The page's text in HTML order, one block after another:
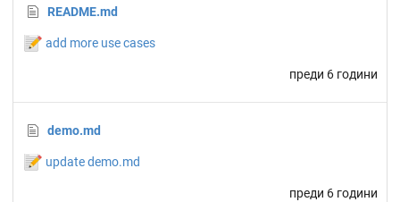
README.md
📝 add more use cases
преди 6 години
demo.md
📝 update demo.md
преди 6 години